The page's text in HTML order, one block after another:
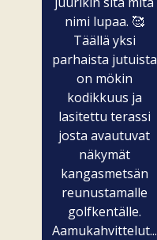
nimi lupaa. 🥰
Täällä yksi
parhaista jutuista
on mökin
kodikkuus ja
lasitettu terassi
josta avautuvat
näkymät
kangasmetsän
reunustamalle
golfkentälle.
Aamukahvittelut...